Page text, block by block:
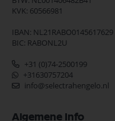
KVK: 60566981
IBAN: NL21RABO0145617629
BIC: RABONL2U
+31 (0)74-2500199
+31630757204
info@selectrahengelo.nl
Algemene Info